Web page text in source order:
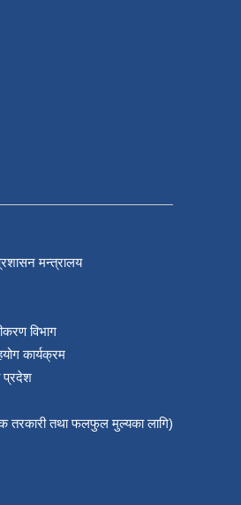
मन्त्रालय
विभाग
कार्यक्रम
प्रदेश
तरकारी तथा फलफुल मुल्यका लागि)